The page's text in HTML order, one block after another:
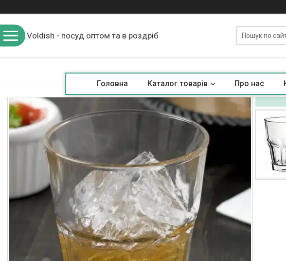
Voldish - посуд оптом та в роздріб
Головна Каталог товарів Про нас